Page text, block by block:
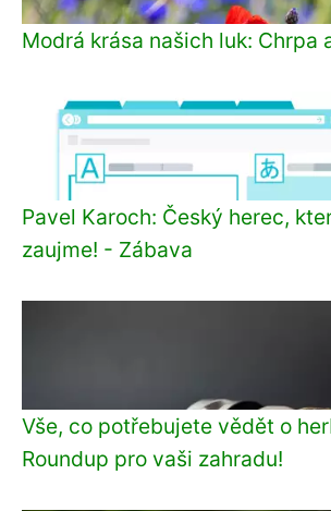
Modrá krása našich luk: Chrpa
Pavel Karoch: Český herec,
zaujme! - Zábava
Vše, co potřebujete vědět o
Roundup pro vaši zahradu!